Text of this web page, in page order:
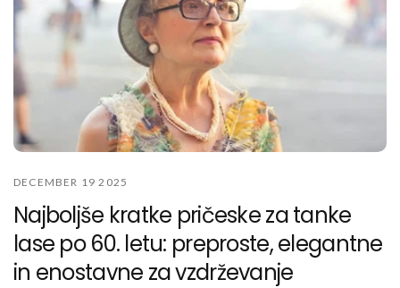
DECEMBER 19 2025
Najboljše kratke pričeske za tanke
lase po 60. letu: preproste, elegantne
in enostavne za vzdrževanje